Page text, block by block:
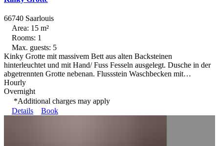
66740 Saarlouis
Area: 15 m²
Rooms: 1
Max. guests: 5
Kinky Grotte mit massivem Bett aus alten Backsteinen
hinterleuchtet und mit Hand/ Fuss Fesseln ausgelegt. Dusche in der
abgetrennten Grotte nebenan. Flussstein Waschbecken mit…
Hourly
Overnight
*Additional charges may apply
Details
Book